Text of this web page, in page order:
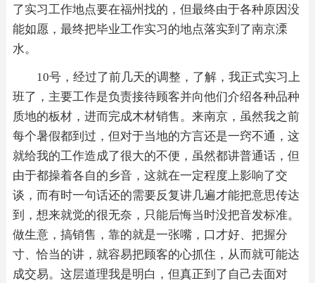
了实习工作地点要在福州找的，但最终由于各种原因没
能如愿，最终把毕业工作实习的地点落实到了南京溧
水。
10号，经过了前几天的调整，了解，我正式实习上
班了，主要工作是负责接待顾客并向他们介绍各种品种
质地的板材，进而完成木材销售。来南京，虽然我之前
每个暑假都到过，但对于当地的方言还是一窍不通，这
就给我的工作造成了很大的不便，虽然都讲普通话，但
由于都操着各自的乡音，这就在一定程度上影响了交
谈，而有时一句话还的需要反复讲几遍才能把意思传达
到，想来就觉的很无奈，只能后悔当时没把音发标准。
做生意，搞销售，靠的就是一张嘴，口才好、把握分
寸、恰当的讲，就容易把顾客的心抓住，从而就可能达
成交易。这层道理我是明白，但真正到了自己去面对